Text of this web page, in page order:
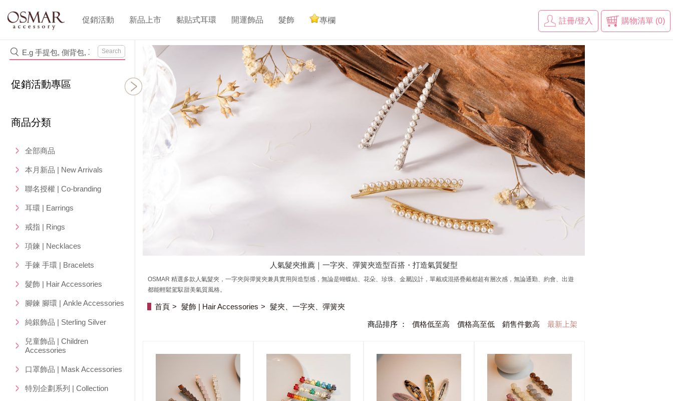
促銷活動 新品上市 黏貼式耳環 開運飾品 髮飾 專欄 購物清單 (0)
註冊/登入
Search
促銷活動專區
商品分類
全部商品
本月新品 | New Arrivals
聯名授權 | Co-branding
耳環 | Earrings
戒指 | Rings
項鍊 | Necklaces
手鍊 手環 | Bracelets
髮飾 | Hair Accessories
腳鍊 腳環 | Ankle Accessories
純銀飾品 | Sterling Silver
兒童飾品 | Children
Accessories
口罩飾品 | Mask Accessories
特別企劃系列 | Collection
人氣髮夾推薦｜一字夾、彈簧夾造型百搭・打造氣質髮型
OSMAR 精選多款人氣髮夾，一字夾與彈簧夾兼具實用與造型感，無論是蝴蝶結、花朵、珍珠、金屬設計，單戴或混搭疊戴都超有層次感，無論通勤、約會、出遊
都能輕鬆駕馭甜美氣質風格。
首頁 髮飾 | Hair Accessories 髮夾、一字夾、彈簧夾
價格低至高 價格高至低 銷售件數高 最新上架
商品排序 ：